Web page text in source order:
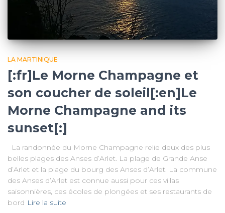
LA MARTINIQUE
[:fr]Le Morne Champagne et
son coucher de soleil[:en]Le
Morne Champagne and its
sunset[:]
La randonnée du Morne Champagne relie deux des plus
belles plages des Anses d’Arlet. La plage de Grande Anse
d’Arlet et la plage du bourg des Anses d’Arlet. La commune
des Anses d’Arlet est connue aussi pour ces villas
saisonnières, ces écoles de plongées et ses restaurants de
bord Lire la suite